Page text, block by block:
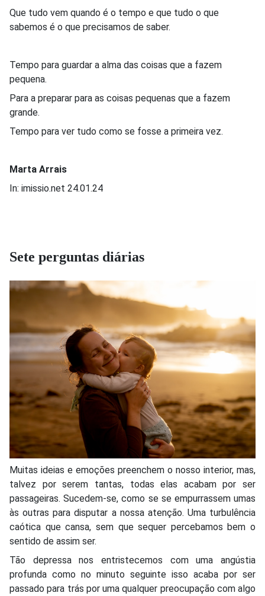
Que tudo vem quando é o tempo e que tudo o que
sabemos é o que precisamos de saber.
Tempo para guardar a alma das coisas que a fazem
pequena.
Para a preparar para as coisas pequenas que a fazem
grande.
Tempo para ver tudo como se fosse a primeira vez.
Marta Arrais
In: imissio.net 24.01.24
Sete perguntas diárias
Muitas ideias e emoções preenchem o nosso interior, mas,
talvez por serem tantas, todas elas acabam por ser
passageiras. Sucedem-se, como se se empurrassem umas
às outras para disputar a nossa atenção. Uma turbulência
caótica que cansa, sem que sequer percebamos bem o
sentido de assim ser.
Tão depressa nos entristecemos com uma angústia
profunda como no minuto seguinte isso acaba por ser
passado para trás por uma qualquer preocupação com algo